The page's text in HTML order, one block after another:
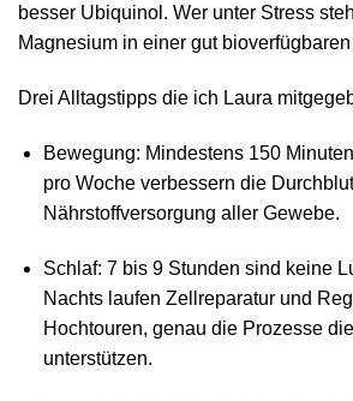
besser Ubiquinol. Wer unter Stress
Magnesium in einer gut bioverfügbaren
Drei Alltagstipps die ich Laura
Bewegung: Mindestens 150
pro Woche verbessern die
Nährstoffversorgung aller Gewebe.
Schlaf: 7 bis 9 Stunden sind keine
Nachts laufen Zellreparatur und
Hochtouren, genau die Prozesse
unterstützen.